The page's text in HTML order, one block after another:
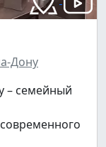
Дону
– семейный